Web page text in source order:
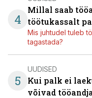
4
Millal saab
töötukassalt
Mis juhtudel tuleb
tagastada?
5
UUDISED
Kui palk ei
võivad